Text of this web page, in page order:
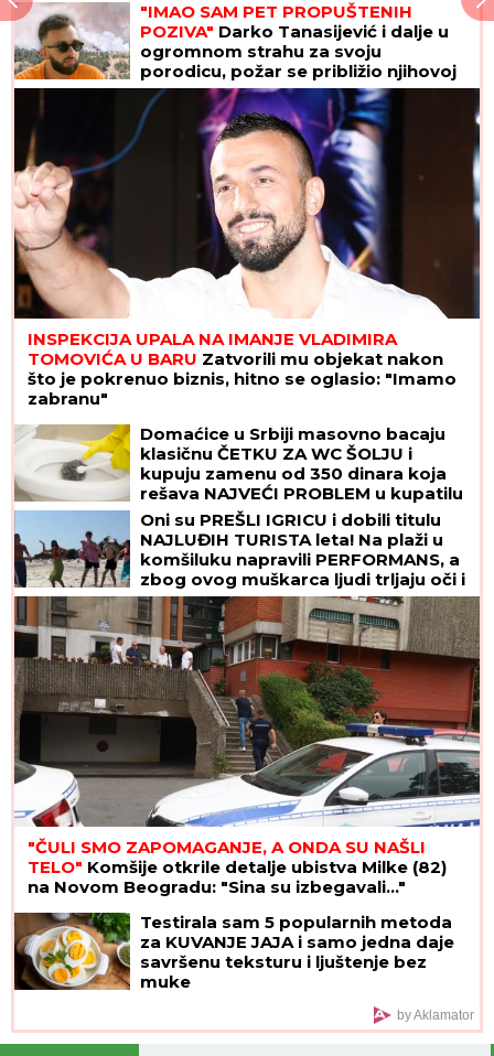
"IMAO SAM PET PROPUŠTENIH
POZIVA" Darko Tanasijević i dalje u
ogromnom strahu za svoju
porodicu, požar se približio njihovoj
kući: "Prva reč koju sam čuo -
IZGOREĆEMO"
INSPEKCIJA UPALA NA IMANJE VLADIMIRA
TOMOVIĆA U BARU Zatvorili mu objekat nakon
što je pokrenuo biznis, hitno se oglasio: "Imamo
zabranu"
Domaćice u Srbiji masovno bacaju
klasičnu ČETKU ZA WC ŠOLJU i
kupuju zamenu od 350 dinara koja
rešava NAJVEĆI PROBLEM u kupatilu
Oni su PREŠLI IGRICU i dobili titulu
NAJLUĐIH TURISTA leta! Na plaži u
komšiluku napravili PERFORMANS, a
zbog ovog muškarca ljudi trljaju oči i
ne veruju šta vide
"ČULI SMO ZAPOMAGANJE, A ONDA SU NAŠLI
TELO" Komšije otkrile detalje ubistva Milke (82)
na Novom Beogradu: "Sina su izbegavali..."
Testirala sam 5 popularnih metoda
za KUVANJE JAJA i samo jedna daje
savršenu teksturu i ljuštenje bez
muke
by Aklamator